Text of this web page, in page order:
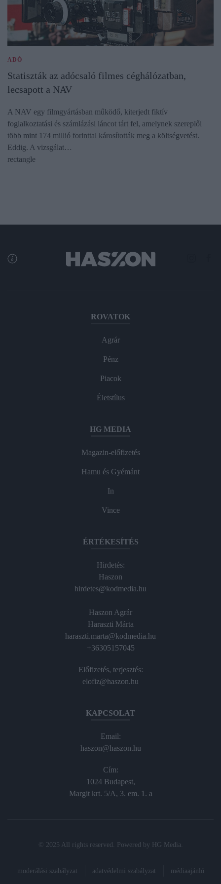
ADÓ
Statiszták az adócsaló filmes céghálózatban,
lecsapott a NAV
A NAV egy filmgyártásban működő, kiterjedt fiktív
foglalkoztatási és számlázási láncot tárt fel, amelynek szereplői
több mint 174 millió forinttal károsították meg a költségvetést.
Eddig. A vizsgálat…
rectangle
ROVATOK
Agrár
Pénz
Piacok
Életstílus
HG MEDIA
Magazin-előfizetés
Hamu és Gyémánt
In
Vince
ÉRTÉKESÍTÉS
Hirdetés:
Haszon
hirdetes@kodmedia.hu
Haszon Agrár
Haraszti Márta
haraszti.marta@kodmedia.hu
+36305157045
Előfizetés, terjesztés:
elofiz@haszon.hu
KAPCSOLAT
Email:
haszon@haszon.hu
Cím:
1024 Budapest,
Margit krt. 5/A, 3. em. 1. a
© 2025 All rights reserved. Powered by HG Media
moderálási szabályzat adatvédelmi szabályzat médiaajánló